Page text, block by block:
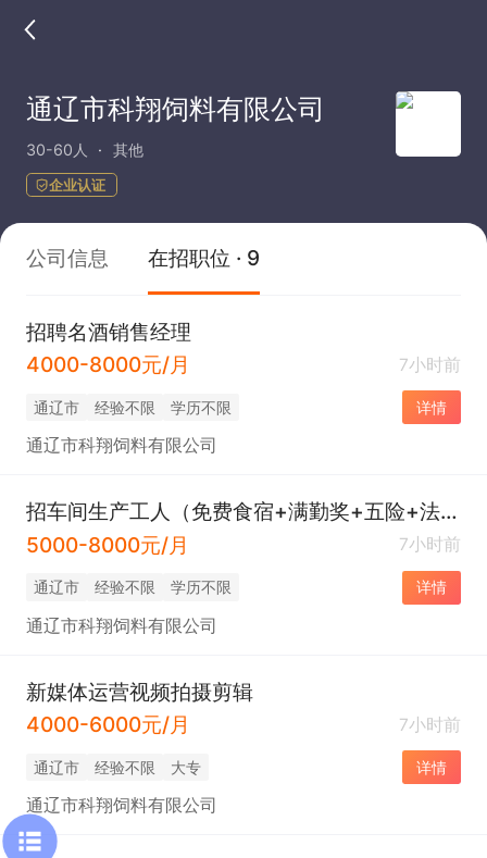
通辽市科翔饲料有限公司
30-60人 其他
企业认证
公司信息 在招职位 · 9
招聘名酒销售经理
4000-8000元/月
7小时前
通辽市 经验不限 学历不限 详情
通辽市科翔饲料有限公司
招车间生产工人（免费食宿+满勤奖+五险+法定休假）
5000-8000元/月
7小时前
通辽市 经验不限 学历不限 详情
通辽市科翔饲料有限公司
新媒体运营视频拍摄剪辑
4000-6000元/月
7小时前
通辽市 经验不限 大专 详情
通辽市科翔饲料有限公司